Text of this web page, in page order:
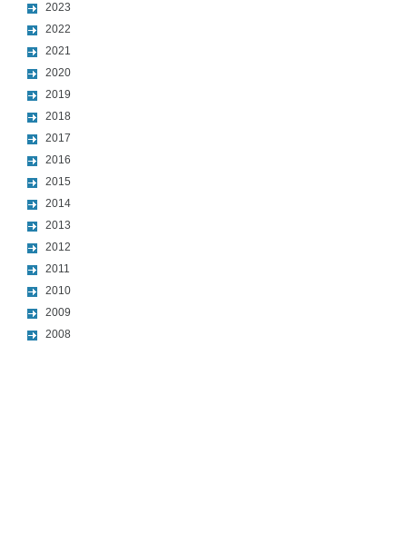
2023
2022
2021
2020
2019
2018
2017
2016
2015
2014
2013
2012
2011
2010
2009
2008